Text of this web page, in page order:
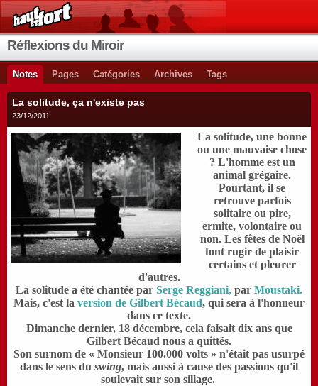
Réflexions du Miroir
Notes Pages Catégories Archives Tags
La solitude, ça n'existe pas
23/12/2011
La solitude, une bonne
ou une mauvaise chose
? L'homme est un
animal grégaire.
Pourtant, il se
retrouve parfois
solitaire ou pire,
ermite, volontaire ou
non. Les fêtes de Noël
font rugir de plaisir
certains et pleurer
d'autres.
La solitude a été chantée par Serge Reggiani, par Moustaki.
Mais, c'est la version de Gilbert Bécaud, qui sera à l'honneur
dans ce texte.
Dimanche dernier, 18 décembre, cela faisait dix ans que
Gilbert Bécaud nous a quittés.
Son surnom de « Monsieur 100.000 volts » n'était pas usurpé
dans le sens du swing, mais aussi à cause des passions qu'il
soulevait sur son sillage.